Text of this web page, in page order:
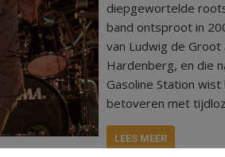
diepgewortelde
band ontsproot in
van Ludwig de
Hardenberg, en die
Gasoline Station
betoveren met
LEES MEER